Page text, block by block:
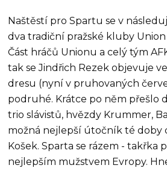
Naštěstí pro Spartu se v
dva tradiční pražské kluby Union
Část hráčů Unionu a celý tým
tak se Jindřich Rezek objevuje
dresu (nyní v pruhovaných
podruhé. Krátce po něm přešlo
trio slávistů, hvězdy Krummer,
možná nejlepší útočník té doby
Košek. Sparta se rázem - takřka
nejlepším mužstvem Evropy.